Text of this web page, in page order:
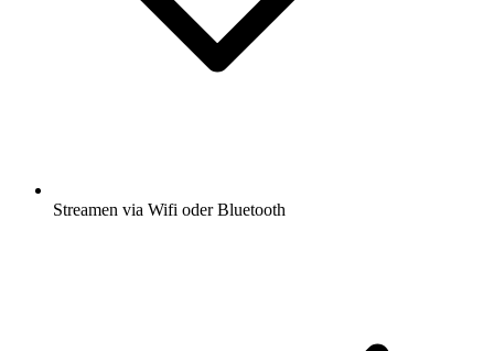
Streamen via Wifi oder Bluetooth